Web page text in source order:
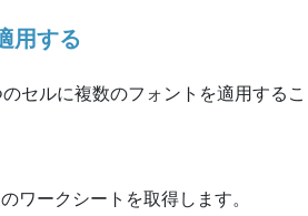
用する
セルに複数のフォントを適用するこ
ワークシートを取得します。